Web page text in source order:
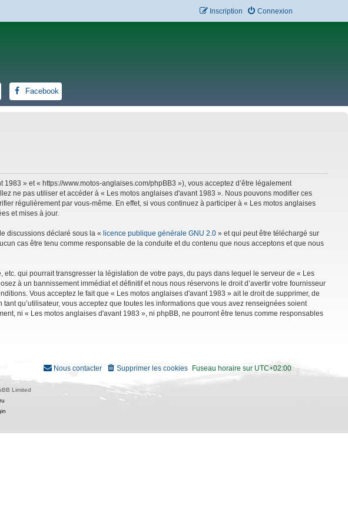
Connexion
Inscription
Facebook
» et « https://www.motos-anglaises.com/phpBB3 »), vous acceptez d’être légalement
ne pas utiliser et accéder à « Les motos anglaises d'avant 1983 ». Nous pouvons modifier ces
régulièrement par vous-même. En effet, si vous continuez à participer à « Les motos anglaises
et mises à jour.
discussions déclaré sous la « licence publique générale GNU 2.0 » et qui peut être téléchargé sur
cas être tenu comme responsable de la conduite et du contenu que nous acceptons et que nous
qui pourrait transgresser la législation de votre pays, du pays dans lequel le serveur de « Les
à un bannissement immédiat et définitif et nous nous réservons le droit d’avertir votre fournisseur
Vous acceptez le fait que « Les motos anglaises d'avant 1983 » ait le droit de supprimer, de
qu’utilisateur, vous acceptez que toutes les informations que vous avez renseignées soient
ni « Les motos anglaises d'avant 1983 », ni phpBB, ne pourront être tenus comme responsables
Fuseau horaire sur UTC+02:00
Supprimer les cookies
Nous contacter
Limited